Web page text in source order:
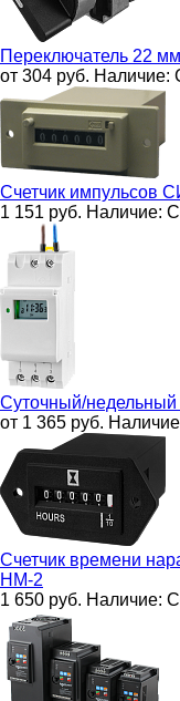
Переключатель 22 мм
от 304 руб. Наличие:
Счетчик импульсов
1 151 руб. Наличие:
Суточный/недельный
от 1 365 руб.
Счетчик времени
HM-2
1 650 руб. Наличие: